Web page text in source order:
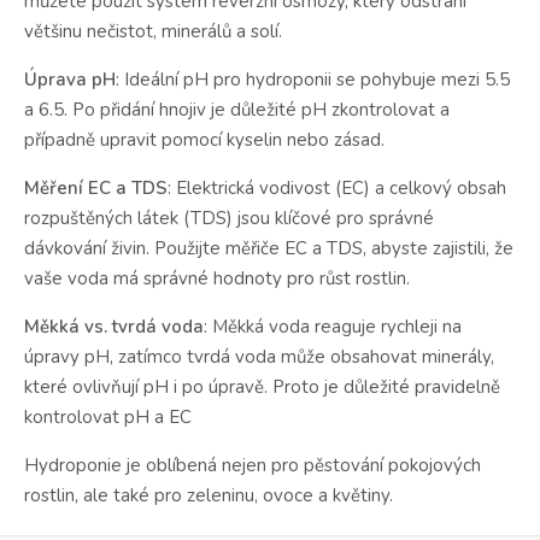
většinu nečistot, minerálů a solí.
Úprava pH: Ideální pH pro hydroponii se pohybuje mezi 5.5
a 6.5. Po přidání hnojiv je důležité pH zkontrolovat a
případně upravit pomocí kyselin nebo zásad.
Měření EC a TDS: Elektrická vodivost (EC) a celkový obsah
rozpuštěných látek (TDS) jsou klíčové pro správné
dávkování živin. Použijte měřiče EC a TDS, abyste zajistili, že
vaše voda má správné hodnoty pro růst rostlin.
Měkká vs. tvrdá voda: Měkká voda reaguje rychleji na
úpravy pH, zatímco tvrdá voda může obsahovat minerály,
které ovlivňují pH i po úpravě. Proto je důležité pravidelně
kontrolovat pH a EC
Hydroponie je oblíbená nejen pro pěstování pokojových
rostlin, ale také pro zeleninu, ovoce a květiny.